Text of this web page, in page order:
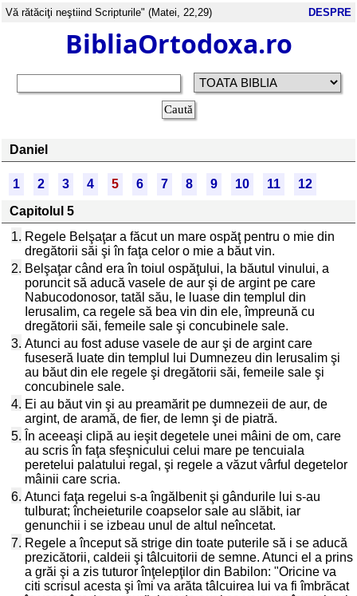
Vă rătăciţi neştiind Scripturile" (Matei, 22,29) DESPRE
BibliaOrtodoxa.ro
Daniel
1 2 3 4 5 6 7 8 9 10 11
12
Capitolul 5
1. Regele Belşaţar a făcut un mare ospăţ pentru o mie din
dregătorii săi şi în faţa celor o mie a băut vin.
2. Belşaţar când era în toiul ospăţului, la băutul vinului, a
poruncit să aducă vasele de aur şi de argint pe care
Nabucodonosor, tatăl său, le luase din templul din
Ierusalim, ca regele să bea vin din ele, împreună cu
dregătorii săi, femeile sale şi concubinele sale.
3. Atunci au fost aduse vasele de aur şi de argint care
fuseseră luate din templul lui Dumnezeu din Ierusalim şi
au băut din ele regele şi dregătorii săi, femeile sale şi
concubinele sale.
4. Ei au băut vin şi au preamărit pe dumnezeii de aur, de
argint, de aramă, de fier, de lemn şi de piatră.
5. În aceeaşi clipă au ieşit degetele unei mâini de om, care
au scris în faţa sfeşnicului celui mare pe tencuiala
peretelui palatului regal, şi regele a văzut vârful degetelor
mâinii care scria.
6. Atunci faţa regelui s-a îngălbenit şi gândurile lui s-au
tulburat; încheieturile coapselor sale au slăbit, iar
genunchii i se izbeau unul de altul neîncetat.
7. Regele a început să strige din toate puterile să i se aducă
prezicătorii, caldeii şi tâlcuitorii de semne. Atunci el a prins
a grăi şi a zis tuturor înţelepţilor din Babilon: "Oricine va
citi scrisul acesta şi îmi va arăta tâlcuirea lui va fi îmbrăcat